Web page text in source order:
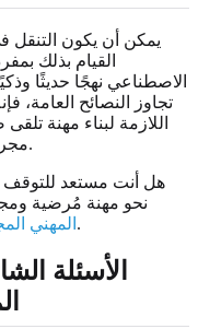
يمكن أن يكون التنقل
القيام بذلك
الاصطناعي نهجًا حديثًا
تجاوز النصائح العامة،
اللازمة لبناء مهنة
مجرد اختبار؛ إنه مستشارك المهني الشخصي.
هل أنت مستعد للتوقف
نحو مهنة مُرضية
المهني اليوم واكتشف المسار الذي ينتظرك.
الأسئلة